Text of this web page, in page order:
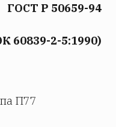
ГОСТ Р 50659-94
60839-2-5:1990)
П77